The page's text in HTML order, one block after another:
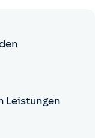
Leistungen